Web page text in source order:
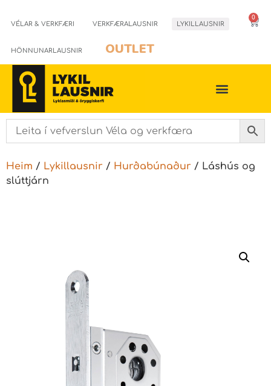
VÉLAR & VERKFÆRI VERKFÆRALAUSNIR LYKILLAUSNIR
HÖNNUNARLAUSNIR OUTLET
0
Heim / Lykillausnir / Hurðabúnaður / Láshús og
slúttjárn